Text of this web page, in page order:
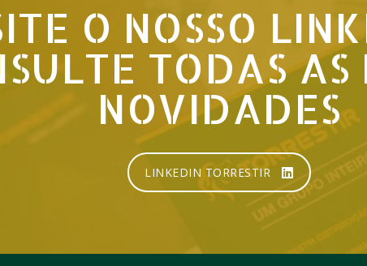
O NOSSO
TODAS AS
NOVIDADES
LINKEDIN TORRESTIR